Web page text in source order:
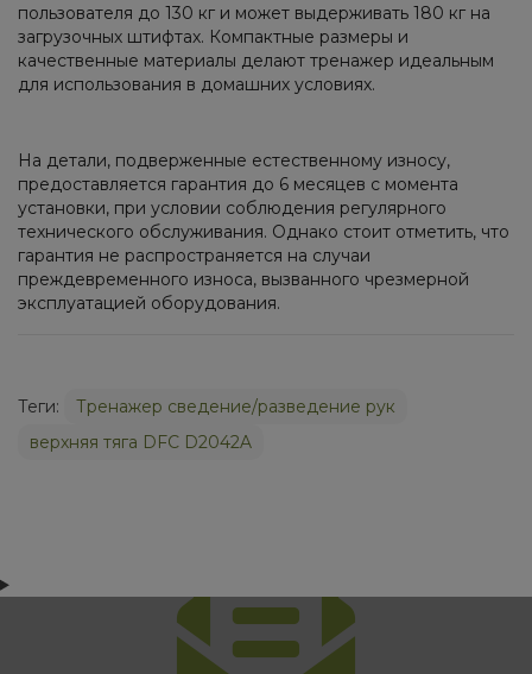
пользователя до 130 кг и может выдерживать 180 кг на
загрузочных штифтах. Компактные размеры и
качественные материалы делают тренажер идеальным
для использования в домашних условиях.
На детали, подверженные естественному износу,
предоставляется гарантия до 6 месяцев с момента
установки, при условии соблюдения регулярного
технического обслуживания. Однако стоит отметить, что
гарантия не распространяется на случаи
преждевременного износа, вызванного чрезмерной
эксплуатацией оборудования.
Теги:
Тренажер сведение/разведение рук
верхняя тяга DFC D2042A